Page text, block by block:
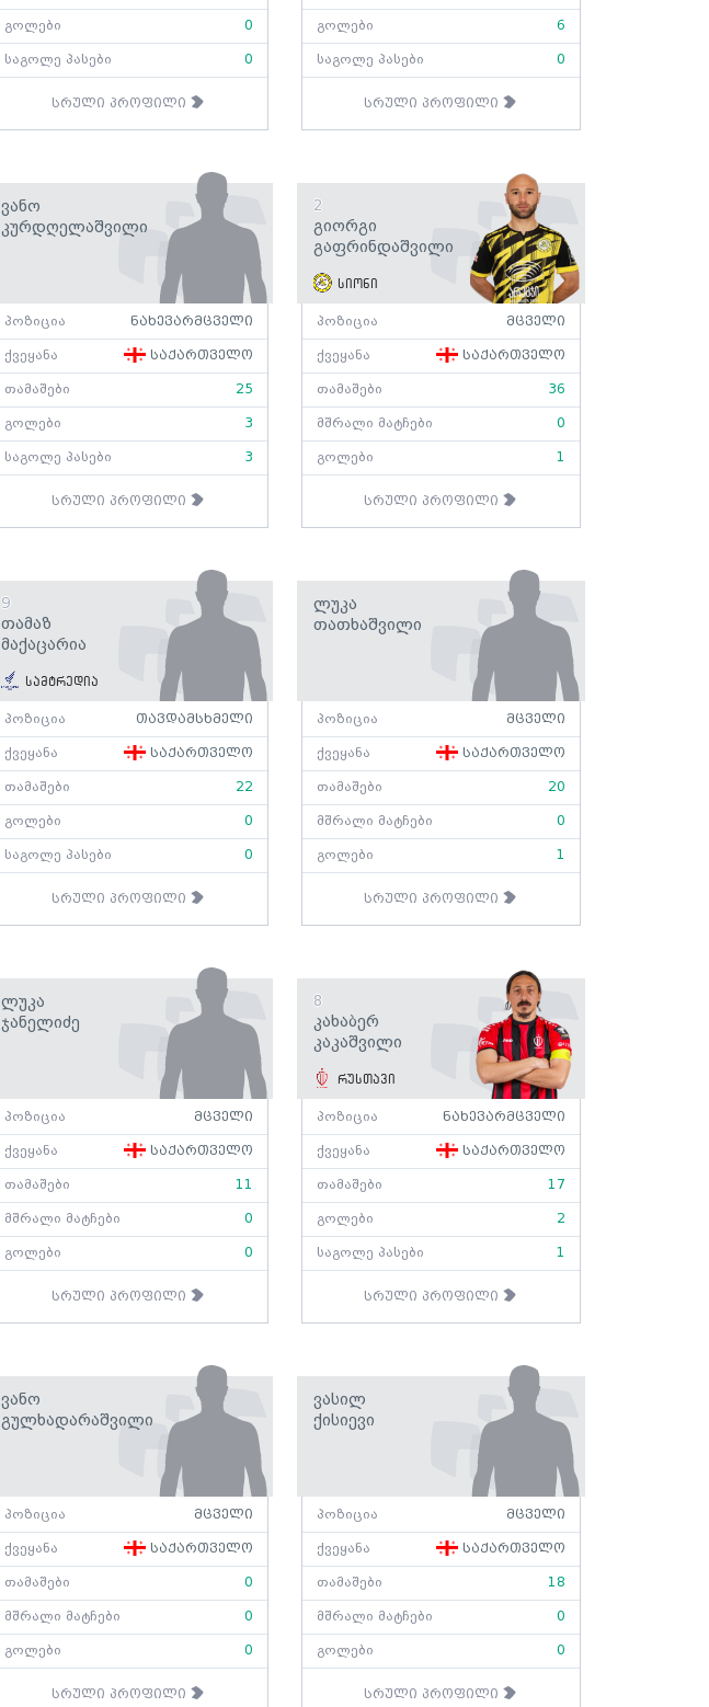
გოლები 0
საგოლე პასები 0
სრული პროფილი
გოლები 6
საგოლე პასები 0
სრული პროფილი
Ვანო
Კურდღელაშვილი
პოზიცია ნახევარმცველი
ქვეყანა საქართველო
თამაშები 25
გოლები 3
საგოლე პასები 3
სრული პროფილი
2
Გიორგი
Გაფრინდაშვილი
სიონი
პოზიცია მცველი
ქვეყანა საქართველო
თამაშები 36
მშრალი მატჩები 0
გოლები 1
სრული პროფილი
9
Თამაზ
Მაქაცარია
სამტრედია
პოზიცია თავდამსხმელი
ქვეყანა საქართველო
თამაშები 22
გოლები 0
საგოლე პასები 0
სრული პროფილი
Ლუკა
Თათხაშვილი
პოზიცია მცველი
ქვეყანა საქართველო
თამაშები 20
მშრალი მატჩები 0
გოლები 1
სრული პროფილი
Ლუკა
Ჯანელიძე
პოზიცია მცველი
ქვეყანა საქართველო
თამაშები 11
მშრალი მატჩები 0
გოლები 0
სრული პროფილი
8
Კახაბერ
Კაკაშვილი
რუსთავი
პოზიცია ნახევარმცველი
ქვეყანა საქართველო
თამაშები 17
გოლები 2
საგოლე პასები 1
სრული პროფილი
Ვანო
Გულხადარაშვილი
პოზიცია მცველი
ქვეყანა საქართველო
თამაშები 0
მშრალი მატჩები 0
გოლები 0
სრული პროფილი
Ვასილ
Ქისიევი
პოზიცია მცველი
ქვეყანა საქართველო
თამაშები 18
მშრალი მატჩები 0
გოლები 0
სრული პროფილი